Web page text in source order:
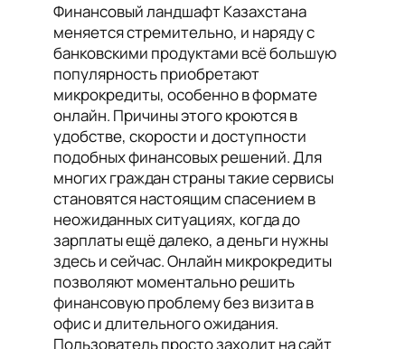
Финансовый ландшафт Казахстана
меняется стремительно, и наряду с
банковскими продуктами всё большую
популярность приобретают
микрокредиты, особенно в формате
онлайн. Причины этого кроются в
удобстве, скорости и доступности
подобных финансовых решений. Для
многих граждан страны такие сервисы
становятся настоящим спасением в
неожиданных ситуациях, когда до
зарплаты ещё далеко, а деньги нужны
здесь и сейчас. Онлайн микрокредиты
позволяют моментально решить
финансовую проблему без визита в
офис и длительного ожидания.
Пользователь просто заходит на сайт